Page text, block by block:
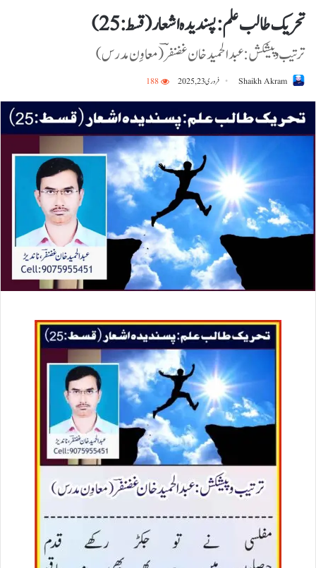
تحریک طالب علم: پسندیدہ اشعار ( قسط:25)
ترتیب و پیشکش: عبدالحمید خان غضنفرؔ ( معاوِن مدرس)
Shaikh Akram فروری 23, 2025 188